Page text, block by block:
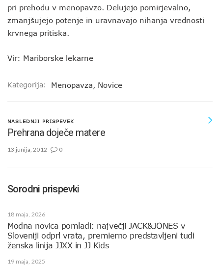
pri prehodu v menopavzo. Delujejo pomirjevalno,
zmanjšujejo potenje in uravnavajo nihanja vrednosti
krvnega pritiska.
Vir: Mariborske lekarne
Kategorija: Menopavza, Novice
NASLEDNJI PRISPEVEK
Prehrana doječe matere
13 junija, 2012 0
Sorodni prispevki
18 maja, 2026
Modna novica pomladi: največji JACK&JONES v
Sloveniji odprl vrata, premierno predstavljeni tudi
ženska linija JJXX in JJ Kids
19 maja, 2025